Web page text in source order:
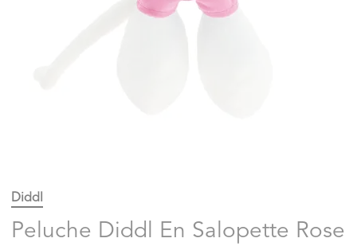
Diddl
Peluche Diddl En Salopette Rose